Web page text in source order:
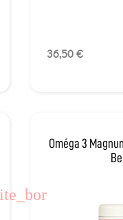
36,50 €
Oméga 3